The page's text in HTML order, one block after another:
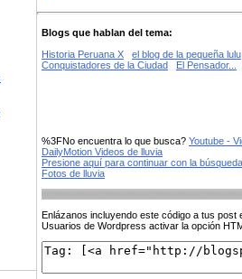
Blogs que hablan del tema:
Historia Peruana X
el blog de la pequeña lulu
Conquistadores de la Ciudad
El Pensador...
%3FNo encuentra lo que busca? Youtube -
DailyMotion Videos de lluvia
Presione aquí para continuar con la
Fotos de lluvia
Enlázanos incluyendo este código a tus post
Usuarios de Wordpress activar la opción